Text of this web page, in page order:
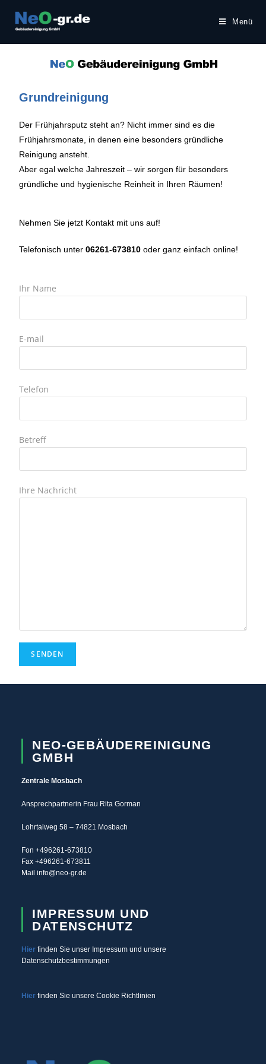
Menü
Grundreinigung
Der Frühjahrsputz steht an? Nicht immer sind es die
Frühjahrsmonate, in denen eine besonders gründliche
Reinigung ansteht.
Aber egal welche Jahreszeit – wir sorgen für besonders
gründliche und hygienische Reinheit in Ihren Räumen!
Nehmen Sie jetzt Kontakt mit uns auf!
Telefonisch unter06261-673810oder ganz einfach online!
Ihr Name
E-mail
Telefon
Betreff
Ihre Nachricht
NEO-GEBÄUDEREINIGUNG
GMBH
Zentrale Mosbach
Ansprechpartnerin Frau Rita Gorman
Lohrtalweg 58 – 74821 Mosbach
Fon +496261-673810
Fax +496261-673811
Mail info@neo-gr.de
IMPRESSUM UND
DATENSCHUTZ
Hier finden Sie unser Impressum und unsere
Datenschutzbestimmungen
Hier finden Sie unsere Cookie Richtlinien